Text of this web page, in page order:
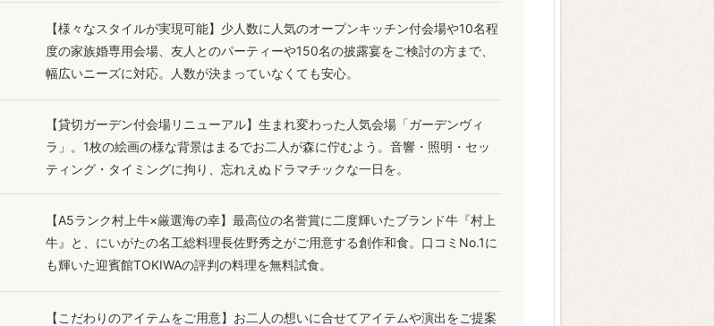
【様々なスタイルが実現可能】少人数に人気のオープンキッチン付会場や10名程
度の家族婚専用会場、友人とのパーティーや150名の披露宴をご検討の方まで、
幅広いニーズに対応。人数が決まっていなくても安心。
【貸切ガーデン付会場リニューアル】生まれ変わった人気会場「ガーデンヴィ
ラ」。1枚の絵画の様な背景はまるでお二人が森に佇むよう。音響・照明・セッ
ティング・タイミングに拘り、忘れえぬドラマチックな一日を。
【A5ランク村上牛×厳選海の幸】最高位の名誉賞に二度輝いたブランド牛『村上
牛』と、にいがたの名工総料理長佐野秀之がご用意する創作和食。口コミNo.1に
も輝いた迎賓館TOKIWAの評判の料理を無料試食。
【こだわりのアイテムをご用意】お二人の想いに合せてアイテムや演出をご提案